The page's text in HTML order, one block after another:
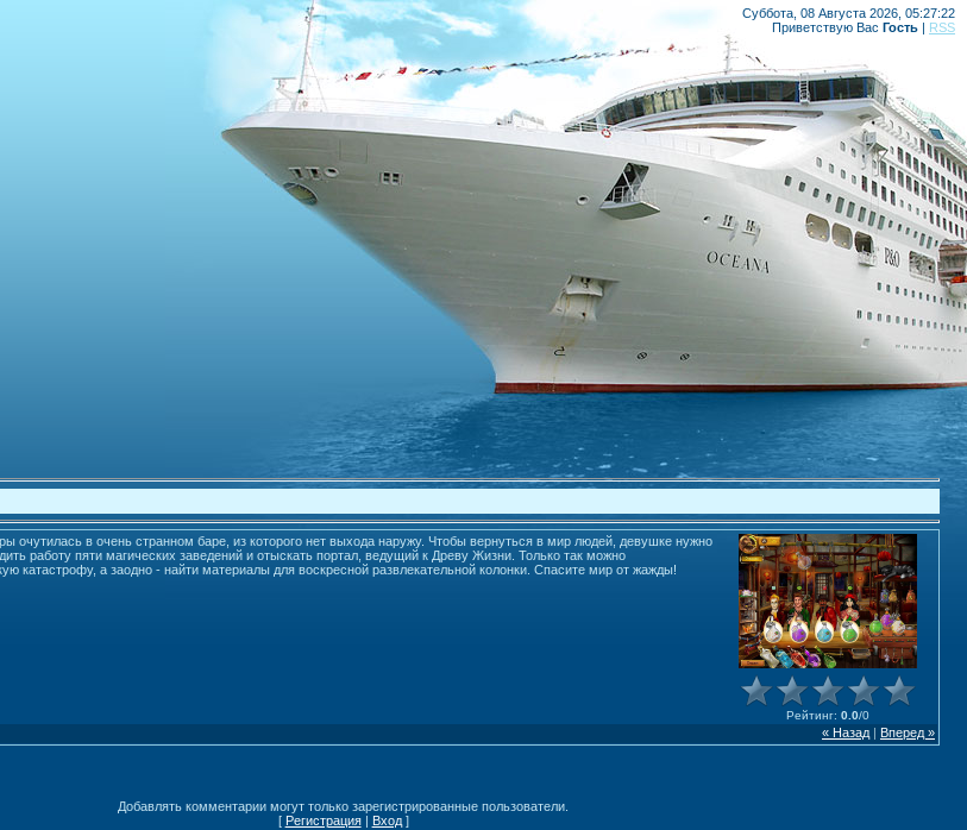
Суббота, 08 Августа 2026, 05:27:22
Приветствую Вас Гость | RSS
очутилась в очень странном баре, из которого нет выхода наружу. Чтобы вернуться в мир людей, девушке нужно
работу пяти магических заведений и отыскать портал, ведущий к Древу Жизни. Только так можно
катастрофу, а заодно - найти материалы для воскресной развлекательной колонки. Спасите мир от жажды!
Рейтинг: 0.0/0
« Назад Вперед »
Добавлять комментарии могут только зарегистрированные пользователи.
[ Регистрация| Вход]